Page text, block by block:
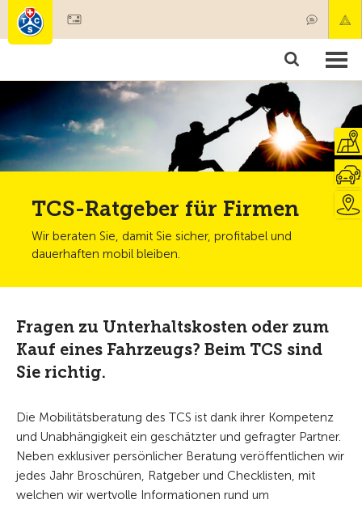
Produkte & Angebote
TCS-Ratgeber für Firmen
Wir beraten Sie, damit Sie sicher, profitabel und
dauerhaften mobil bleiben.
Fragen zu Unterhaltskosten oder zum
Kauf eines Fahrzeugs? Beim TCS sind
Sie richtig.
Die Mobilitätsberatung des TCS ist dank ihrer Kompetenz
und Unabhängigkeit ein geschätzter und gefragter Partner.
Neben exklusiver persönlicher Beratung veröffentlichen wir
jedes Jahr Broschüren, Ratgeber und Checklisten, mit
welchen wir wertvolle Informationen rund um